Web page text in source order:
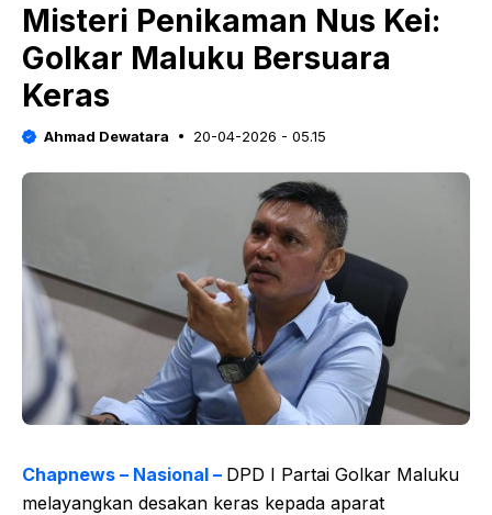
Misteri Penikaman Nus Kei:
Golkar Maluku Bersuara
Keras
Ahmad Dewatara 20-04-2026 - 05.15
Chapnews – Nasional – DPD I Partai Golkar Maluku
melayangkan desakan keras kepada aparat